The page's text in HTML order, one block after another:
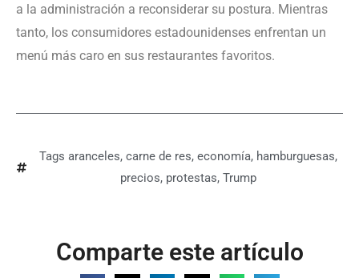
a la administración a reconsiderar su postura. Mientras
tanto, los consumidores estadounidenses enfrentan un
menú más caro en sus restaurantes favoritos.
Tags aranceles, carne de res, economía, hamburguesas,
precios, protestas, Trump
Comparte este artículo